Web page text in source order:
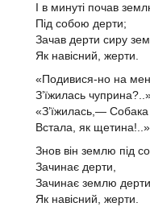
І в минуті почав
Під собою дерти;
Зачав дерти сиру
Як навісний, жерти.
«Подивися-но на
З’їжилась
«З’їжилась,—
Встала, як щетина!..»
Знов він землю під
Зачинає дерти,
Зачинає землю
Як навісний, жерти.